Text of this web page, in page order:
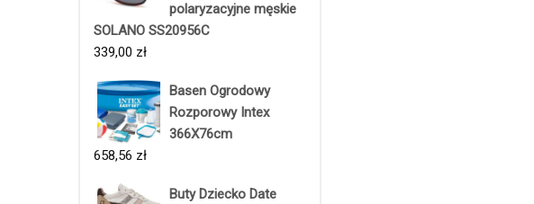
polaryzacyjne męskie
SOLANO SS20956C
339,00 zł
Basen Ogrodowy
Rozporowy Intex
366X76cm
658,56 zł
Buty Dziecko Date